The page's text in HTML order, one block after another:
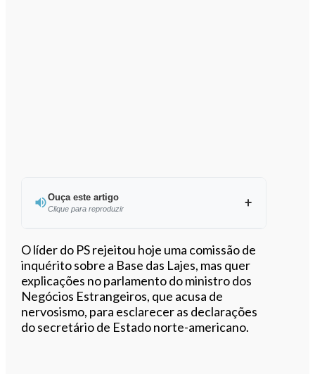
Ouça este artigo
Clique para reproduzir
Ouvir este artigo
O líder do PS rejeitou hoje uma comissão de
inquérito sobre a Base das Lajes, mas quer
explicações no parlamento do ministro dos
Negócios Estrangeiros, que acusa de
nervosismo, para esclarecer as declarações
do secretário de Estado norte-americano.